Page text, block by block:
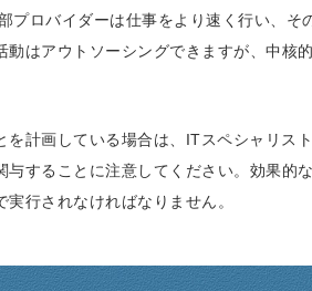
プロバイダーは仕事をより速く行い、そ
はアウトソーシングできますが、中核
計画している場合は、ITスペシャリス
することに注意してください。効果的
行されなければなりません。